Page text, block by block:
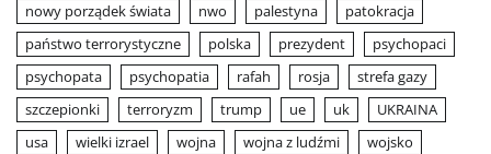
nowy porządek świata
nwo palestyna
patokracja
państwo terrorystyczne
polska prezydent
psychopaci
psychopata
psychopatia rafah rosja
strefa gazy
szczepionki
terroryzm trump ue uk
UKRAINA
usa
wielki izrael wojna wojna z ludźmi
wojsko